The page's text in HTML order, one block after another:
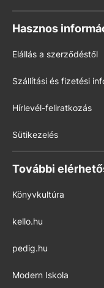
Hasznos
Elállás a szerződéstől
Szállítási és fizetési
Hírlevél-feliratkozás
Sütikezelés
További
Könyvkultúra
kello.hu
pedig.hu
Modern Iskola